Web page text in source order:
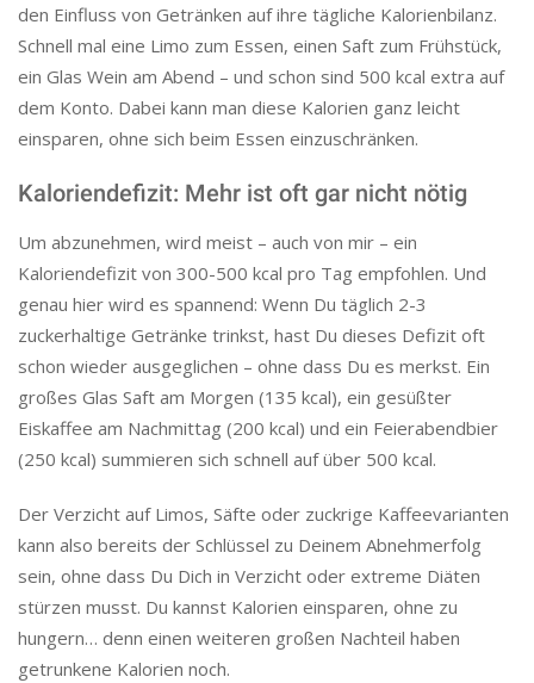
den Einfluss von Getränken auf ihre tägliche Kalorienbilanz.
Schnell mal eine Limo zum Essen, einen Saft zum Frühstück,
ein Glas Wein am Abend – und schon sind 500 kcal extra auf
dem Konto. Dabei kann man diese Kalorien ganz leicht
einsparen, ohne sich beim Essen einzuschränken.
Kaloriendefizit: Mehr ist oft gar nicht nötig
Um abzunehmen, wird meist – auch von mir – ein
Kaloriendefizit von 300-500 kcal pro Tag empfohlen. Und
genau hier wird es spannend: Wenn Du täglich 2-3
zuckerhaltige Getränke trinkst, hast Du dieses Defizit oft
schon wieder ausgeglichen – ohne dass Du es merkst. Ein
großes Glas Saft am Morgen (135 kcal), ein gesüßter
Eiskaffee am Nachmittag (200 kcal) und ein Feierabendbier
(250 kcal) summieren sich schnell auf über 500 kcal.
Der Verzicht auf Limos, Säfte oder zuckrige Kaffeevarianten
kann also bereits der Schlüssel zu Deinem Abnehmerfolg
sein, ohne dass Du Dich in Verzicht oder extreme Diäten
stürzen musst. Du kannst Kalorien einsparen, ohne zu
hungern… denn einen weiteren großen Nachteil haben
getrunkene Kalorien noch.